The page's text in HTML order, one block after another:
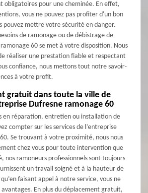
obligatoires pour une cheminée. En effet,
vous ne pouvez pas profiter d'un bon
pouvez mettre votre sécurité en danger.
de ramonage ou de débistrage de
60 se met à votre disposition. Nous
réaliser une prestation fiable et respectant
confiance, nous mettons tout notre savoir-
à votre profit.
gratuit dans toute la ville de
Dufresne ramonage 60
en réparation, entretien ou installation de
compter sur les services de l’entreprise
Se trouvant à votre proximité, nous nous
chez vous pour toute intervention que
nos ramoneurs professionnels sont toujours
un travail soigné et à la hauteur de
faisant appel à notre service, vous ne
avantages. En plus du déplacement gratuit,